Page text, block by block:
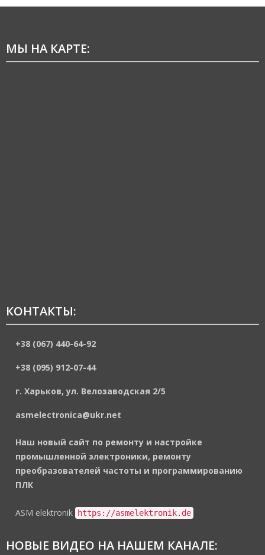
МЫ НА КАРТЕ:
КОНТАКТЫ:
+38 (067) 440-64-92
+38 (095) 912-07-44
г. Харьков, ул. Велозаводская 2/5
asmelectronica@ukr.net
Наш новый сайт по ремонту и настройке
промышленной электроники, ремонту
преобразователей частоты и программированию
ПЛК
ASM elektronik https://asmelektronik.de
НОВЫЕ ВИДЕО НА НАШЕМ КАНАЛЕ: